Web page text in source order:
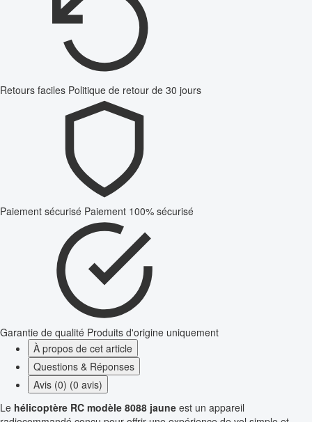
Retours faciles Politique de retour de 30 jours
Paiement sécurisé Paiement 100% sécurisé
Garantie de qualité Produits d'origine uniquement
À propos de cet article
Questions & Réponses
Avis (0) (0 avis)
Le hélicoptère RC modèle 8088 jaune est un appareil